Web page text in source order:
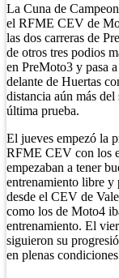
La Cuna de
el RFME CEV de
las dos carreras de
de otros tres podios
en PreMoto3 y pasa
delante de Huertas
distancia aún más
última prueba.
El jueves empezó la
RFME CEV con los
empezaban a tener
entrenamiento libre y
desde el CEV de
como los de Moto4
entrenamiento. El
siguieron su
en plenas